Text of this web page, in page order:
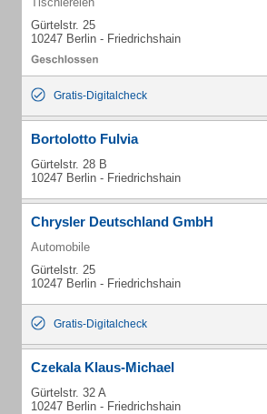
Gürtelstr. 25
10247 Berlin - Friedrichshain
Gratis-Digitalcheck
Bortolotto Fulvia
Gürtelstr. 28 B
10247 Berlin - Friedrichshain
Chrysler Deutschland GmbH
Automobile
Gürtelstr. 25
10247 Berlin - Friedrichshain
Gratis-Digitalcheck
Czekala Klaus-Michael
Gürtelstr. 32 A
10247 Berlin - Friedrichshain